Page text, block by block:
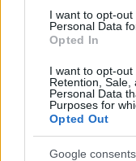
I want to opt-
Personal Data
Opted In
I want to opt-out
Retention, Sale,
Personal Data
Purposes for
Opted Out
Google consents
Χρησιμοποιείς
Και όμως μπορούν